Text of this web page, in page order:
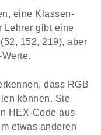
eine Klassen-
Lehrer gibt eine
152, 219), aber
dass RGB
können. Sie
HEX-Code aus
etwas anderen